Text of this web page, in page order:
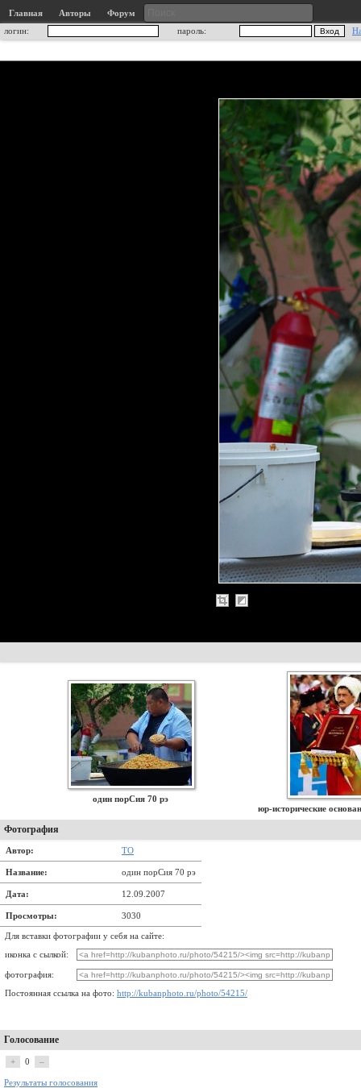
Главная Авторы
Форум
логин:
пароль:
один порСия 70 рэ
юр-исторические
Фотография
Автор: ТО
Название: один порСия 70 рэ
Дата: 12.09.2007
Просмотры: 3030
Для вставки фотографии у себя на сайте:
иконка с сылкой:
фотография:
Постоянная ссылка на фото: http://kubanphoto.ru/photo/54215/
Голосование
+ 0 –
Результаты голосования